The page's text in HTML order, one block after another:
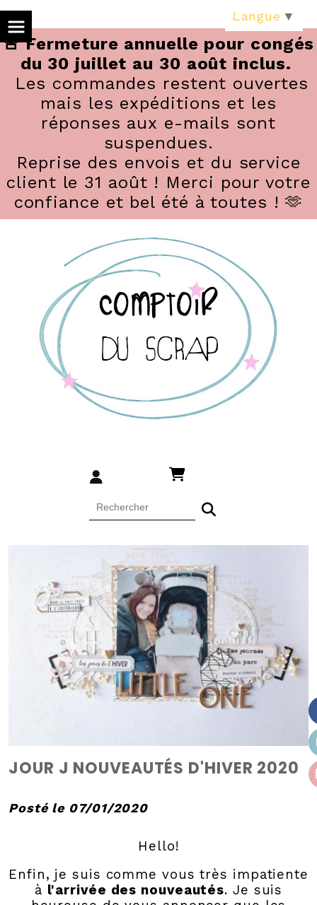
🚨 Fermeture annuelle pour congés
du 30 juillet au 30 août inclus.
Les commandes restent ouvertes
mais les expéditions et les
réponses aux e-mails sont
suspendues.
Reprise des envois et du service
client le 31 août ! Merci pour votre
confiance et bel été à toutes ! 🫶
JOUR J NOUVEAUTÉS D'HIVER 2020
Posté le 07/01/2020
Hello!
Enfin, je suis comme vous très impatiente
à l'arrivée des nouveautés. Je suis
Langue ▼